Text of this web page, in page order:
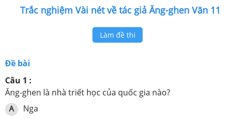
Trắc nghiệm Vài nét về tác giả Ăng-ghen Văn 11
Làm đề thi
Đề bài
Câu 1 :
Ăng-ghen là nhà triết học của quốc gia nào?
A Nga